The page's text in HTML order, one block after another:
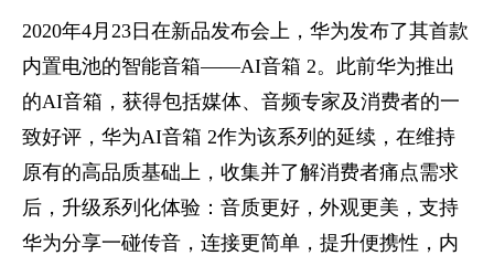
2020年4月23日在新品发布会上，华为发布了其首款
内置电池的智能音箱——AI音箱 2。此前华为推出
的AI音箱，获得包括媒体、音频专家及消费者的一
致好评，华为AI音箱 2作为该系列的延续，在维持
原有的高品质基础上，收集并了解消费者痛点需求
后，升级系列化体验：音质更好，外观更美，支持
华为分享一碰传音，连接更简单，提升便携性，内